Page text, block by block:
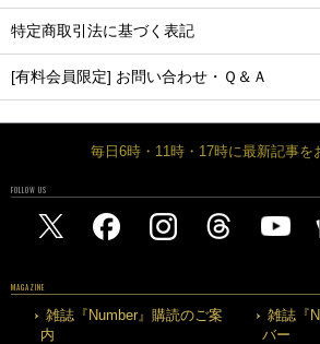
特定商取引法に基づく表記
[有料会員限定] お問い合わせ・Ｑ＆Ａ
毎日6時・11時・17時に最新記事を
FOLLOW US
MAGAZINE
雑誌『Number』購読のご案
内
雑誌『
バー